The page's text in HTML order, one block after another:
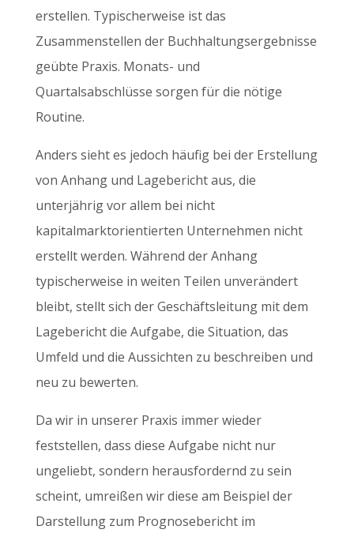
erstellen. Typischerweise ist das
Zusammenstellen der Buchhaltungsergebnisse
geübte Praxis. Monats- und
Quartalsabschlüsse sorgen für die nötige
Routine.
Anders sieht es jedoch häufig bei der Erstellung
von Anhang und Lagebericht aus, die
unterjährig vor allem bei nicht
kapitalmarktorientierten Unternehmen nicht
erstellt werden. Während der Anhang
typischerweise in weiten Teilen unverändert
bleibt, stellt sich der Geschäftsleitung mit dem
Lagebericht die Aufgabe, die Situation, das
Umfeld und die Aussichten zu beschreiben und
neu zu bewerten.
Da wir in unserer Praxis immer wieder
feststellen, dass diese Aufgabe nicht nur
ungeliebt, sondern herausfordernd zu sein
scheint, umreißen wir diese am Beispiel der
Darstellung zum Prognosebericht im